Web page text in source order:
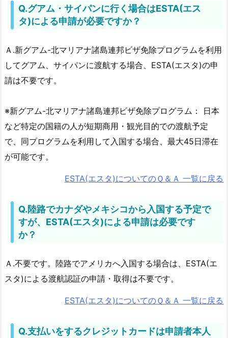
Q.グアム・サイパンに行く場合はESTA(エス
タ)による申請が必要ですか？
Ａ.新グアム-北マリアナ諸島連邦ビザ免除プログラムを利用
してグアム、サイパンに渡航する場合、ESTA(エスタ)の申
請は不要です。
※新グアム-北マリアナ諸島連邦ビザ免除プログラム： 日本
など特定の国籍の人が短期商用・観光目的での渡航予定
で、同プログラムを利用して入国する場合、最大45日滞在
が可能です。
ESTA(エスタ)についてのＱ＆Ａ 一覧に戻る
Q.陸路でカナダやメキシコから入国する予定で
すが、ESTA(エスタ)による申請は必要です
か？
Ａ.不要です。陸路でアメリカへ入国する場合は、ESTA(エ
スタ)による渡航認証の申請・取得は不要です。
ESTA(エスタ)についてのＱ＆Ａ 一覧に戻る
Q.支払いをするクレジットカードは申請者本人